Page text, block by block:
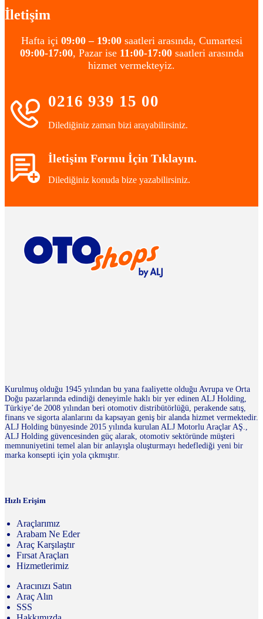
İletişim
Hafta içi 09:00 – 19:00saatleri arasında, Cumartesi
09:00-17:00, Pazar ise 11:00-17:00saatleri arasında
hizmet vermekteyiz.
0216 939 15 00
Dilediğiniz zaman bizi arayabilirsiniz.
İletişim Formu İçin Tıklayın.
Dilediğiniz konuda bize yazabilirsiniz.
Kurulmuş olduğu 1945 yılından bu yana faaliyette olduğu Avrupa ve Orta
Doğu pazarlarında edindiği deneyimle haklı bir yer edinen ALJ Holding,
Türkiye’de 2008 yılından beri otomotiv distribütörlüğü, perakende satış,
finans ve sigorta alanlarını da kapsayan geniş bir alanda hizmet vermektedir.
ALJ Holding bünyesinde 2015 yılında kurulan ALJ Motorlu Araçlar AŞ.,
ALJ Holding güvencesinden güç alarak, otomotiv sektöründe müşteri
memnuniyetini temel alan bir anlayışla oluşturmayı hedeflediği yeni bir
marka konsepti için yola çıkmıştır.
Hızlı Erişim
Araçlarımız
Arabam Ne Eder
Araç Karşılaştır
Fırsat Araçları
Hizmetlerimiz
Aracınızı Satın
Araç Alın
SSS